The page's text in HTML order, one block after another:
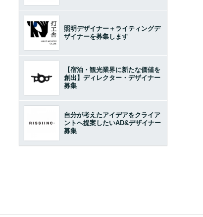
照明デザイナー＋ライティングデ
ザイナーを募集します
【宿泊・観光業界に新たな価値を
創出】ディレクター・デザイナー
募集
自分が考えたアイデアをクライア
ントへ提案したいAD&デザイナー
募集